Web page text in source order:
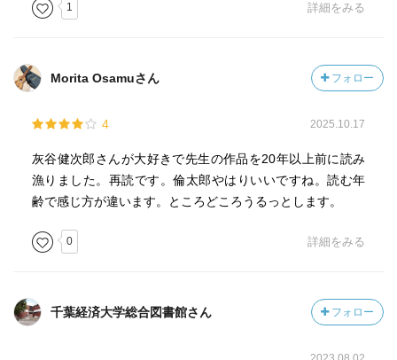
1 詳細をみる
Morita Osamuさん フォロー
4 2025.10.17
灰谷健次郎さんが大好きで先生の作品を20年以上前に読み
漁りました。再読です。倫太郎やはりいいですね。読む年
齢で感じ方が違います。ところどころうるっとします。
0 詳細をみる
千葉経済大学総合図書館さん フォロー